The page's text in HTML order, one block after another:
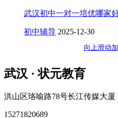
武汉初中一对一培优哪家
初中辅导 2025-12-30
向上滑动
武汉 · 状元教育
洪山区珞喻路78号长江传媒大厦
15271820689